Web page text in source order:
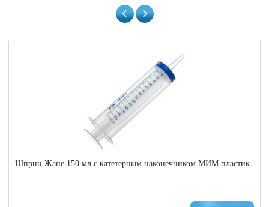
Шприц Жане 150 мл с катетерным наконечником МИМ пластик